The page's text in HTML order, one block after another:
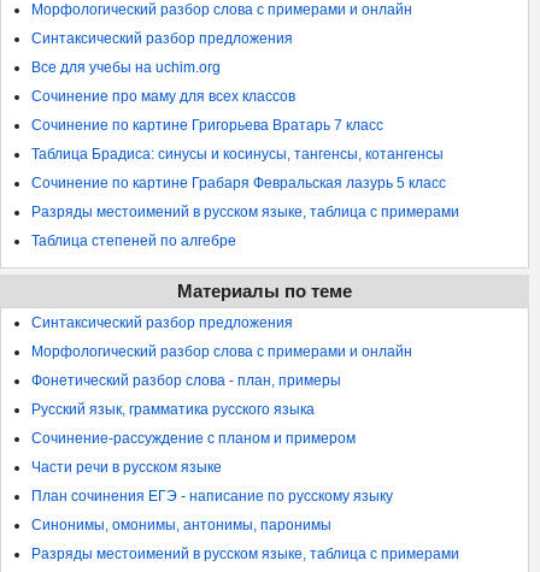
Морфологический разбор слова с примерами и онлайн
Синтаксический разбор предложения
Все для учебы на uchim.org
Сочинение про маму для всех классов
Сочинение по картине Григорьева Вратарь 7 класс
Таблица Брадиса: синусы и косинусы, тангенсы, котангенсы
Сочинение по картине Грабаря Февральская лазурь 5 класс
Разряды местоимений в русском языке, таблица с примерами
Таблица степеней по алгебре
Материалы по теме
Синтаксический разбор предложения
Морфологический разбор слова с примерами и онлайн
Фонетический разбор слова - план, примеры
Русский язык, грамматика русского языка
Сочинение-рассуждение с планом и примером
Части речи в русском языке
План сочинения ЕГЭ - написание по русскому языку
Синонимы, омонимы, антонимы, паронимы
Разряды местоимений в русском языке, таблица с примерами